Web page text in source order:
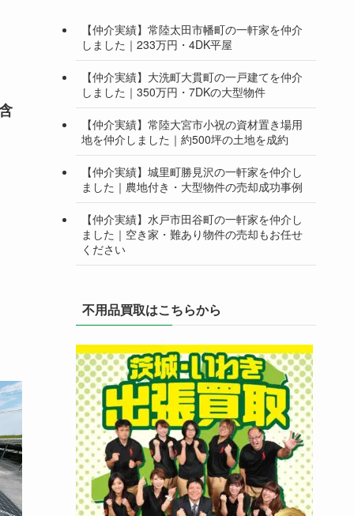
【仲介実績】常陸太田市幡町の一軒家を仲介
しました｜233万円・4DK平屋
【仲介実績】大洗町大貫町の一戸建てを仲介
しました｜350万円・7DKの大型物件
【仲介実績】常陸大宮市小祝の資材置き場用
地を仲介しました｜約500坪の土地を成約
【仲介実績】城里町勝見沢の一軒家を仲介し
ました｜農地付き・大型物件の売却成功事例
【仲介実績】水戸市田谷町の一軒家を仲介し
ました｜空き家・難あり物件の売却もお任せ
ください
不用品買取はこちらから